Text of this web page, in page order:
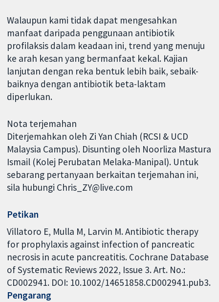
Walaupun kami tidak dapat mengesahkan
manfaat daripada penggunaan antibiotik
profilaksis dalam keadaan ini, trend yang menuju
ke arah kesan yang bermanfaat kekal. Kajian
lanjutan dengan reka bentuk lebih baik, sebaik-
baiknya dengan antibiotik beta-laktam
diperlukan.
Nota terjemahan
Diterjemahkan oleh Zi Yan Chiah (RCSI & UCD
Malaysia Campus). Disunting oleh Noorliza Mastura
Ismail (Kolej Perubatan Melaka-Manipal). Untuk
sebarang pertanyaan berkaitan terjemahan ini,
sila hubungi Chris_ZY@live.com
Petikan
Villatoro E, Mulla M, Larvin M. Antibiotic therapy
for prophylaxis against infection of pancreatic
necrosis in acute pancreatitis. Cochrane Database
of Systematic Reviews 2022, Issue 3. Art. No.:
CD002941. DOI: 10.1002/14651858.CD002941.pub3.
Pengarang